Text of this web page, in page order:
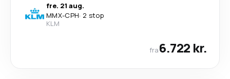
fre. 21 aug.
MMX-CPH· 2 stop
KLM
fra6.722 kr.